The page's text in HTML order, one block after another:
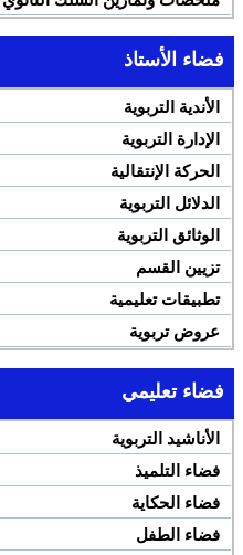
فضاء الأستاذ
الأندية التربوية
الإدارة التربوية
الحركة الإنتقالية
الدلائل التربوية
الوثائق التربوية
تزيين القسم
تطبيقات تعليمية
عروض تربوية
فضاء تعليمي
الأناشيد التربوية
فضاء التلميذ
فضاء الحكاية
فضاء الطفل